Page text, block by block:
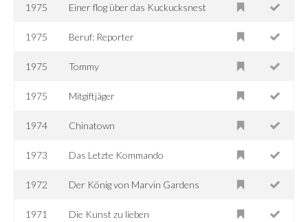
1975 Einer flog über das Kuckucksnest
1975 Beruf: Reporter
1975 Tommy
1975 Mitgiftjäger
1974 Chinatown
1973 Das Letzte Kommando
1972 Der König von Marvin Gardens
1971 Die Kunst zu lieben